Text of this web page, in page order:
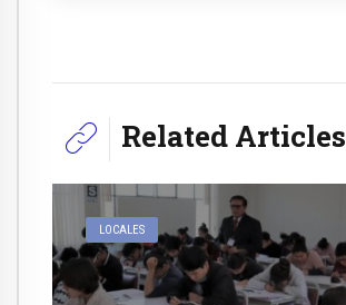
Related Articles
LOCALES